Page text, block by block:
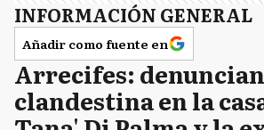
INFORMACIÓN GENERAL
Añadir como fuente en
Arrecifes:
clandestina en la